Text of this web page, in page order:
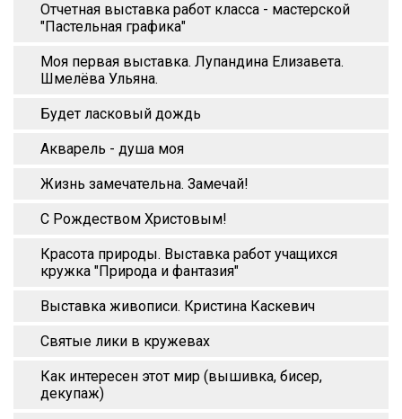
Отчетная выставка работ класса - мастерской
"Пастельная графика"
Моя первая выставка. Лупандина Елизавета.
Шмелёва Ульяна.
Будет ласковый дождь
Акварель - душа моя
Жизнь замечательна. Замечай!
С Рождеством Христовым!
Красота природы. Выставка работ учащихся
кружка "Природа и фантазия"
Выставка живописи. Кристина Каскевич
Святые лики в кружевах
Как интересен этот мир (вышивка, бисер,
декупаж)